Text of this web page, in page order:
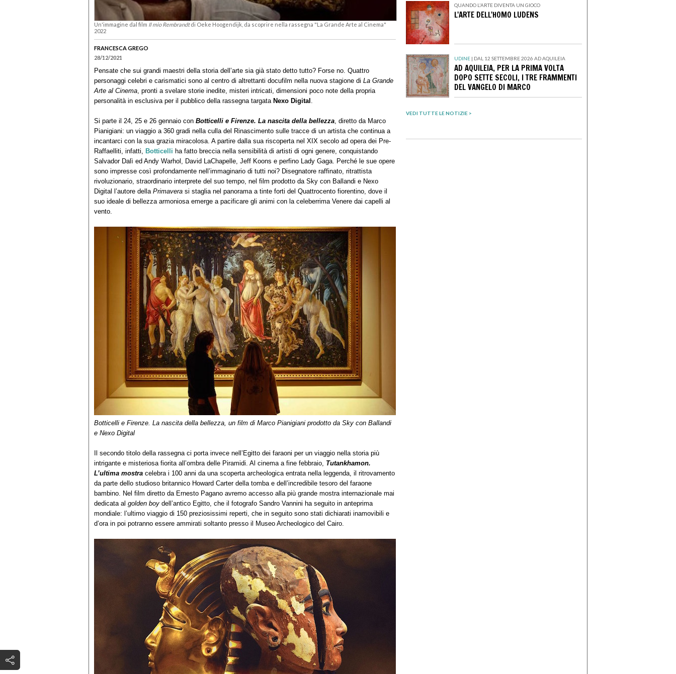
Un'immagine dal film Il mio Rembrandtdi Oeke Hoogendijk, da scoprire nella rassegna "La Grande Arte al Cinema"
2022
FRANCESCA GREGO
28/12/2021
Pensate che sui grandi maestri della storia dell’arte sia già stato detto tutto? Forse no. Quattro
personaggi celebri e carismatici sono al centro di altrettanti docufilm nella nuova stagione di La Grande
Arte al Cinema, pronti a svelare storie inedite, misteri intricati, dimensioni poco note della propria
personalità in esclusiva per il pubblico della rassegna targata Nexo Digital .
Si parte il 24, 25 e 26 gennaio con Botticelli e Firenze. La nascita della bellezza, diretto da Marco
Pianigiani: un viaggio a 360 gradi nella culla del Rinascimento sulle tracce di un artista che continua a
incantarci con la sua grazia miracolosa. A partire dalla sua riscoperta nel XIX secolo ad opera dei Pre-
Raffaelliti, infatti, Botticelli ha fatto breccia nella sensibilità di artisti di ogni genere, conquistando
Salvador Dalì ed Andy Warhol, David LaChapelle, Jeff Koons e perfino Lady Gaga. Perché le sue opere
sono impresse così profondamente nell’immaginario di tutti noi? Disegnatore raffinato, ritrattista
rivoluzionario, straordinario interprete del suo tempo, nel film prodotto da Sky con Ballandi e Nexo
Digital l’autore della Primavera si staglia nel panorama a tinte forti del Quattrocento fiorentino, dove il
suo ideale di bellezza armoniosa emerge a pacificare gli animi con la celeberrima Venere dai capelli al
vento.
Botticelli e Firenze. La nascita della bellezza, un film di Marco Pianigiani prodotto da Sky con Ballandi
e Nexo Digital
Il secondo titolo della rassegna ci porta invece nell’Egitto dei faraoni per un viaggio nella storia più
intrigante e misteriosa fiorita all’ombra delle Piramidi. Al cinema a fine febbraio, Tutankhamon.
L’ultima mostra celebra i 100 anni da una scoperta archeologica entrata nella leggenda, il ritrovamento
da parte dello studioso britannico Howard Carter della tomba e dell’incredibile tesoro del faraone
bambino. Nel film diretto da Ernesto Pagano avremo accesso alla più grande mostra internazionale mai
dedicata al golden boy dell’antico Egitto, che il fotografo Sandro Vannini ha seguito in anteprima
mondiale: l’ultimo viaggio di 150 preziosissimi reperti, che in seguito sono stati dichiarati inamovibili e
d’ora in poi potranno essere ammirati soltanto presso il Museo Archeologico del Cairo.
QUANDO L'ARTE DIVENTA UN GIOCO
L'ARTE DELL'HOMO LUDENS
UDINE | DAL 12 SETTEMBRE 2026 AD AQUILEIA
AD AQUILEIA, PER LA PRIMA VOLTA
DOPO SETTE SECOLI, I TRE FRAMMENTI
DEL VANGELO DI MARCO
VEDI TUTTE LE NOTIZIE >